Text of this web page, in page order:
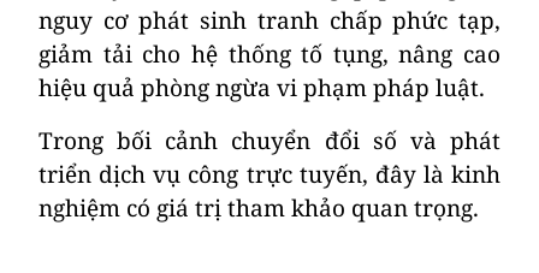
nguy cơ phát sinh tranh chấp phức tạp,
giảm tải cho hệ thống tố tụng, nâng cao
hiệu quả phòng ngừa vi phạm pháp luật.
Trong bối cảnh chuyển đổi số và phát
triển dịch vụ công trực tuyến, đây là kinh
nghiệm có giá trị tham khảo quan trọng.